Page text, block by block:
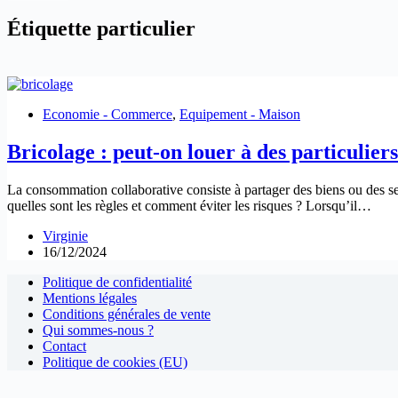
Étiquette particulier
Economie - Commerce, Equipement - Maison
Bricolage : peut-on louer à des
La consommation collaborative consiste à partager des biens ou des
quelles sont les règles et comment éviter les risques ? Lorsqu’il…
Virginie
16/12/2024
Politique de confidentialité
Mentions légales
Conditions générales de vente
Qui sommes-nous ?
Contact
Politique de cookies (EU)